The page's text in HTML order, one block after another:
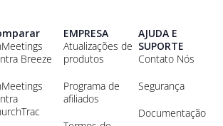
Breeze
EMPRESA
Atualizações de
produtos
Programa de
afiliados
AJUDA E
SUPORTE
Contato Nós
Segurança
Documentação